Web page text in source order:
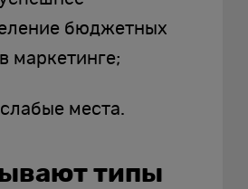
бюджетных
маркетинге;
места.
типы